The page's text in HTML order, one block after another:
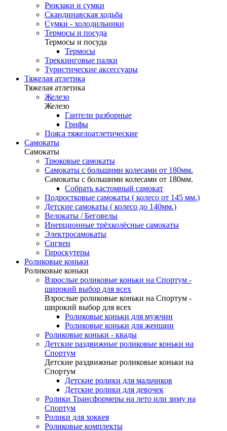
Рюкзаки и сумки
Скандинавская ходьба
Сумки - холодильники
Термосы и посуда
Термосы и посуда
Термосы
Треккинговые палки
Туристические аксессуары
Тяжелая атлетика
Тяжелая атлетика
Железо
Железо
Гантели разборные
Грифы
Пояса тяжелоатлетические
Самокаты
Самокаты
Трюковые самокаты
Самокаты с большими колесами от 180мм.
Самокаты с большими колесами от 180мм.
Собрать кастомный самокат
Подростковые самокаты ( колесо от 145 мм.)
Детские самокаты ( колесо до 140мм.)
Велокаты / Беговелы
Инерционные трёхколёсные самокаты
Электросамокаты
Сигвеи
Гироскутеры
Роликовые коньки
Роликовые коньки
Взрослые роликовые коньки на Спортум -
широкий выбор для всех
Взрослые роликовые коньки на Спортум -
широкий выбор для всех
Роликовые коньки для мужчин
Роликовые коньки для женщин
Роликовые коньки - квады
Детские раздвижные роликовые коньки на
Спортум
Детские раздвижные роликовые коньки на
Спортум
Детские ролики для мальчиков
Детские ролики для девочек
Ролики Трансформеры на лето или зиму на
Спортум
Ролики для хоккея
Роликовые комплекты